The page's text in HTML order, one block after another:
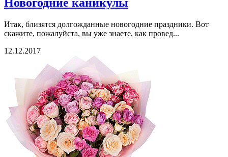
Итак, близятся долгожданные новогодние праздники. Вот
скажите, пожалуйста, вы уже знаете, как провед...
12.12.2017